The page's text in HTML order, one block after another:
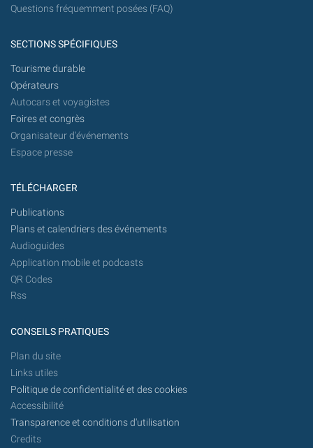
Questions fréquemment posées (FAQ)
SECTIONS SPÉCIFIQUES
Tourisme durable
Opérateurs
Autocars et voyagistes
Foires et congrès
Organisateur d'événements
Espace presse
TÉLÉCHARGER
Publications
Plans et calendriers des événements
Audioguides
Application mobile et podcasts
QR Codes
Rss
CONSEILS PRATIQUES
Plan du site
Links utiles
Politique de confidentialité et des cookies
Accessibilité
Transparence et conditions d'utilisation
Credits